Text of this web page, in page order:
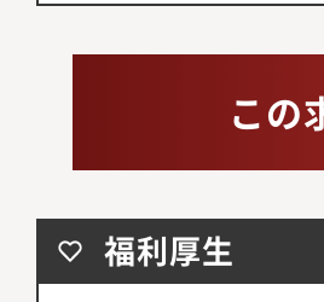
この
福利厚生